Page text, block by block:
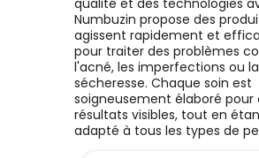
blanches sont six fois
efficaces que la
propolis. *Source :
flavonoïdes
antioxydant et effets
stress oxydatif cellulaire
truffe blanche
magnatum) et
de la truffe
Ajouter au panier
qualité et des technologies
Numbuzin propose des
agissent rapidement et
pour traiter des problèmes
l'acné, les imperfections ou la
sécheresse. Chaque soin est
soigneusement élaboré pour
résultats visibles, tout en
adapté à tous les types de